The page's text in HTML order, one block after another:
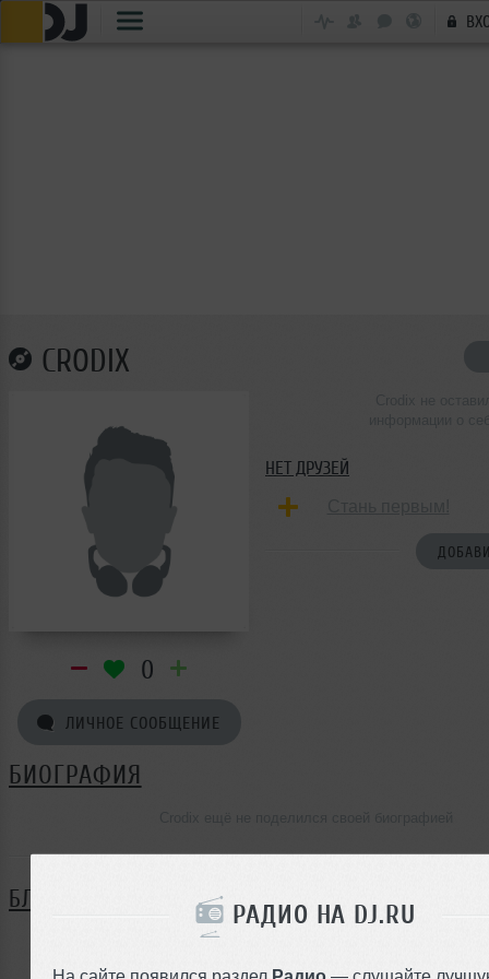
РАДИО НА DJ.RU
На сайте появился раздел Радио — слушайте
CRODIX
0
ЛИЧНОЕ СООБЩЕНИЕ
НЕТ ДРУЗЕЙ
БИОГРАФИЯ
БЛОГ